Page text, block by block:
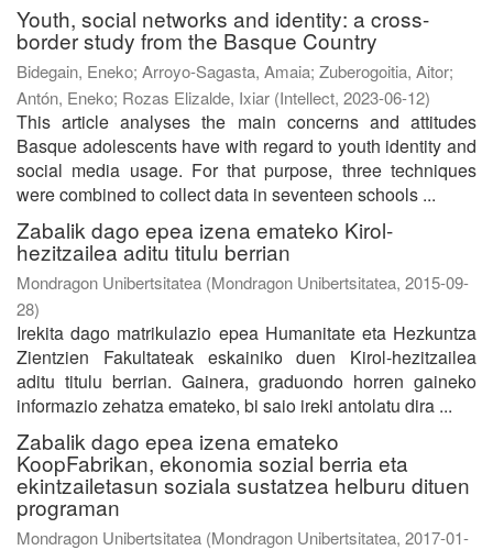
Youth, social networks and identity: a cross-
border study from the Basque Country
Bidegain, Eneko; Arroyo-Sagasta, Amaia; Zuberogoitia, Aitor;
Antón, Eneko; Rozas Elizalde, Ixiar (Intellect, 2023-06-12)
This article analyses the main concerns and attitudes
Basque adolescents have with regard to youth identity and
social media usage. For that purpose, three techniques
were combined to collect data in seventeen schools ...
Zabalik dago epea izena emateko Kirol-
hezitzailea aditu titulu berrian
Mondragon Unibertsitatea (Mondragon Unibertsitatea, 2015-09-
28)
Irekita dago matrikulazio epea Humanitate eta Hezkuntza
Zientzien Fakultateak eskainiko duen Kirol-hezitzailea
aditu titulu berrian. Gainera, graduondo horren gaineko
informazio zehatza emateko, bi saio ireki antolatu dira ...
Zabalik dago epea izena emateko
KoopFabrikan, ekonomia sozial berria eta
ekintzailetasun soziala sustatzea helburu dituen
programan
Mondragon Unibertsitatea (Mondragon Unibertsitatea, 2017-01-